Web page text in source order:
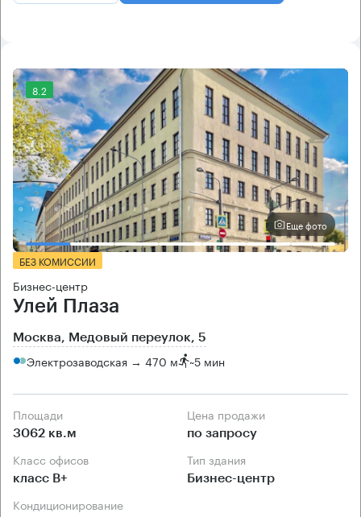
8.2
Еще фото
БЕЗ КОМИССИИ
Бизнес-центр
Улей Плаза
Москва, Медовый переулок, 5
Электрозаводская → 470 м ~5 мин
Площади
3062 кв.м
Цена продажи
по запросу
Класс офисов
класс B+
Тип здания
Бизнес-центр
Кондиционирование